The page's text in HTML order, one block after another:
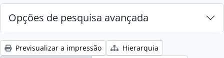
Opções de pesquisa avançada
Previsualizar a impressão
Hierarquia